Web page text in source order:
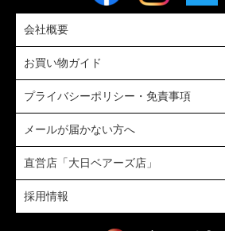
会社概要
お買い物ガイド
プライバシーポリシー・免責事項
メールが届かない方へ
直営店「大日ベアーズ店」
採用情報